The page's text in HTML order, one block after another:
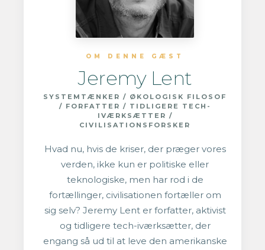
OM DENNE GÆST
Jeremy Lent
SYSTEMTÆNKER / ØKOLOGISK FILOSOF
/ FORFATTER / TIDLIGERE TECH-
IVÆRKSÆTTER /
CIVILISATIONSFORSKER
Hvad nu, hvis de kriser, der præger vores
verden, ikke kun er politiske eller
teknologiske, men har rod i de
fortællinger, civilisationen fortæller om
sig selv? Jeremy Lent er forfatter, aktivist
og tidligere tech-iværksætter, der
engang så ud til at leve den amerikanske